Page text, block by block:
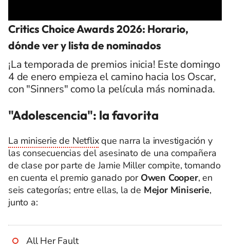
Critics Choice Awards 2026: Horario,
dónde ver y lista de nominados
¡La temporada de premios inicia! Este domingo
4 de enero empieza el camino hacia los Oscar,
con "Sinners" como la película más nominada.
"Adolescencia": la favorita
La miniserie de Netflixque narra la investigación y
las consecuencias del asesinato de una compañera
de clase por parte de Jamie Miller compite, tomando
en cuenta el premio ganado por Owen Cooper, en
seis categorías; entre ellas, la de Mejor Miniserie,
junto a:
All Her Fault